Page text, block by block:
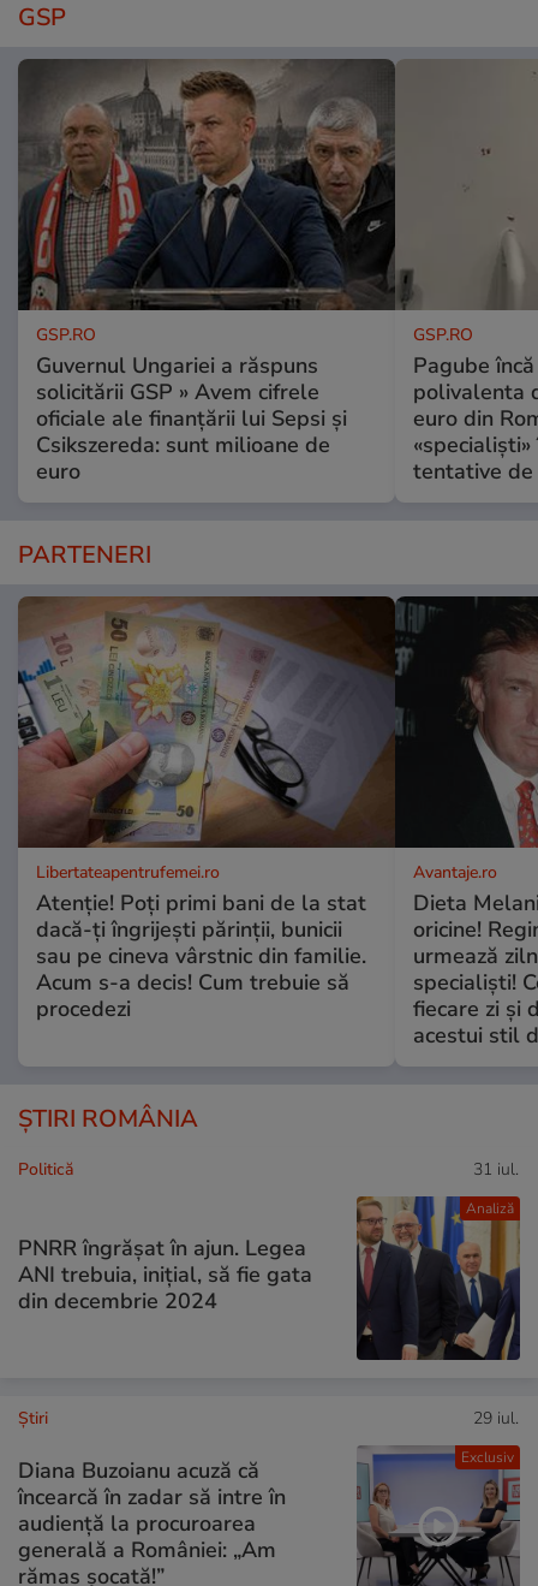
GSP
GSP.RO
Guvernul Ungariei a răspuns
solicitării GSP » Avem cifrele
oficiale ale finanțării lui Sepsi și
Csikszereda: sunt milioane de
euro
GSP.RO
Pagube
polivalenta
euro din
tentative de
PARTENERI
Libertateapentrufemei.ro
Atenție! Poți primi bani de la stat
dacă-ți îngrijești părinții, bunicii
sau pe cineva vârstnic din familie.
Acum s-a decis! Cum trebuie să
procedezi
Avantaje.ro
Dieta
oricine!
urmează
specialiști!
fiecare zi și
acestui stil
ȘTIRI ROMÂNIA
Analiză
Politică 31 iul.
PNRR îngrășat în ajun. Legea
ANI trebuia, inițial, să fie gata
din decembrie 2024
Exclusiv
Ştiri 29 iul.
Diana Buzoianu acuză că
încearcă în zadar să intre în
audiență la procuroarea
generală a României: „Am
rămas șocată!”